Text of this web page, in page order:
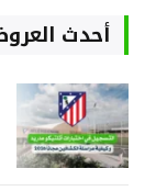
أحدث